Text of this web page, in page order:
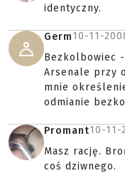
identyczny.
Germ10-11-
Bezkolbowiec
Arsenale przy
mnie
odmianie
Promant10-11-
Masz rację.
coś dziwnego.